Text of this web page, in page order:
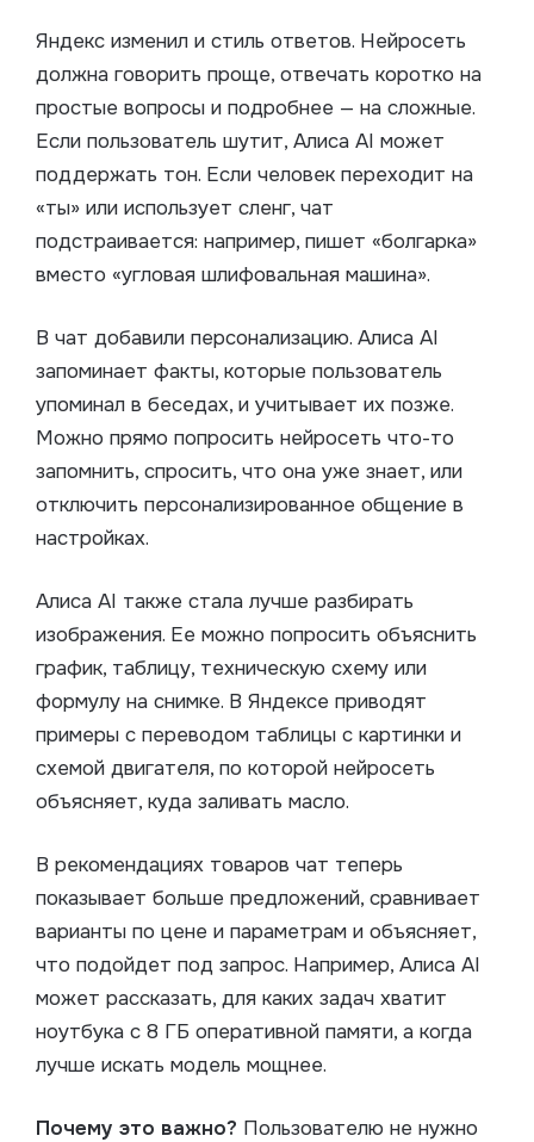
Яндекс изменил и стиль ответов. Нейросеть
должна говорить проще, отвечать коротко на
простые вопросы и подробнее — на сложные.
Если пользователь шутит, Алиса AI может
поддержать тон. Если человек переходит на
«ты» или использует сленг, чат
подстраивается: например, пишет «болгарка»
вместо «угловая шлифовальная машина».
В чат добавили персонализацию. Алиса AI
запоминает факты, которые пользователь
упоминал в беседах, и учитывает их позже.
Можно прямо попросить нейросеть что-то
запомнить, спросить, что она уже знает, или
отключить персонализированное общение в
настройках.
Алиса AI также стала лучше разбирать
изображения. Ее можно попросить объяснить
график, таблицу, техническую схему или
формулу на снимке. В Яндексе приводят
примеры с переводом таблицы с картинки и
схемой двигателя, по которой нейросеть
объясняет, куда заливать масло.
В рекомендациях товаров чат теперь
показывает больше предложений, сравнивает
варианты по цене и параметрам и объясняет,
что подойдет под запрос. Например, Алиса AI
может рассказать, для каких задач хватит
ноутбука с 8 ГБ оперативной памяти, а когда
лучше искать модель мощнее.
Почему это важно? Пользователю не нужно